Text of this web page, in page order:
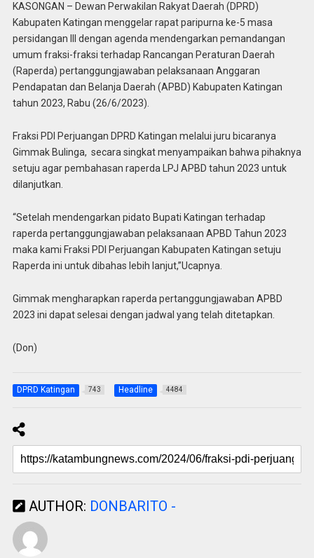
KASONGAN – Dewan Perwakilan Rakyat Daerah (DPRD)
Kabupaten Katingan menggelar rapat paripurna ke-5 masa
persidangan III dengan agenda mendengarkan pemandangan
umum fraksi-fraksi terhadap Rancangan Peraturan Daerah
(Raperda) pertanggungjawaban pelaksanaan Anggaran
Pendapatan dan Belanja Daerah (APBD) Kabupaten Katingan
tahun 2023, Rabu (26/6/2023).
Fraksi PDI Perjuangan DPRD Katingan melalui juru bicaranya
Gimmak Bulinga, secara singkat menyampaikan bahwa pihaknya
setuju agar pembahasan raperda LPJ APBD tahun 2023 untuk
dilanjutkan.
“Setelah mendengarkan pidato Bupati Katingan terhadap
raperda pertanggungjawaban pelaksanaan APBD Tahun 2023
maka kami Fraksi PDI Perjuangan Kabupaten Katingan setuju
Raperda ini untuk dibahas lebih lanjut,”Ucapnya.
Gimmak mengharapkan raperda pertanggungjawaban APBD
2023 ini dapat selesai dengan jadwal yang telah ditetapkan.
(Don)
DPRD Katingan 743 Headline 4484
AUTHOR: DONBARITO -